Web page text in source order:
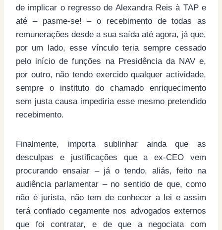
de implicar o regresso de Alexandra Reis à TAP e
até – pasme-se! – o recebimento de todas as
remunerações desde a sua saída até agora, já que,
por um lado, esse vínculo teria sempre cessado
pelo início de funções na Presidência da NAV e,
por outro, não tendo exercido qualquer actividade,
sempre o instituto do chamado enriquecimento
sem justa causa impediria esse mesmo pretendido
recebimento.
Finalmente, importa sublinhar ainda que as
desculpas e justificações que a ex-CEO vem
procurando ensaiar – já o tendo, aliás, feito na
audiência parlamentar – no sentido de que, como
não é jurista, não tem de conhecer a lei e assim
terá confiado cegamente nos advogados externos
que foi contratar, e de que a negociata com